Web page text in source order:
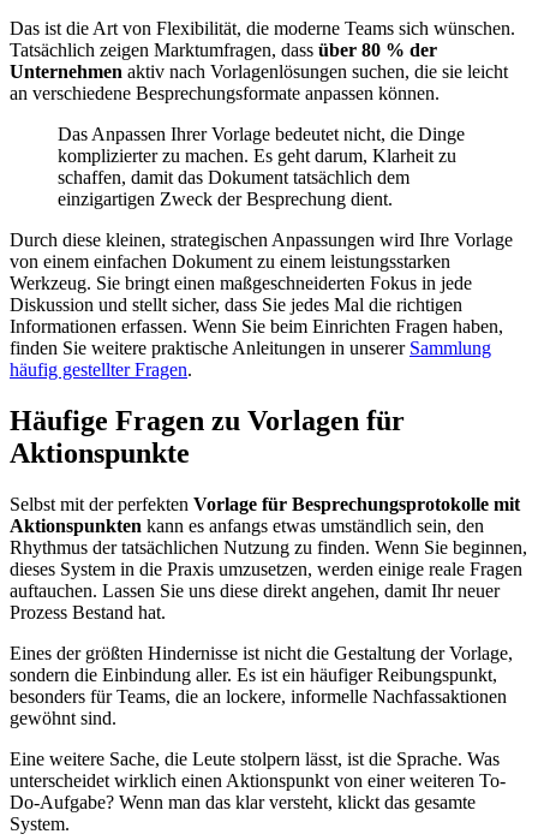
Das ist die Art von Flexibilität, die moderne Teams sich wünschen.
Tatsächlich zeigen Marktumfragen, dass über 80 % der
Unternehmen aktiv nach Vorlagenlösungen suchen, die sie leicht
an verschiedene Besprechungsformate anpassen können.
Das Anpassen Ihrer Vorlage bedeutet nicht, die Dinge
komplizierter zu machen. Es geht darum, Klarheit zu
schaffen, damit das Dokument tatsächlich dem
einzigartigen Zweck der Besprechung dient.
Durch diese kleinen, strategischen Anpassungen wird Ihre Vorlage
von einem einfachen Dokument zu einem leistungsstarken
Werkzeug. Sie bringt einen maßgeschneiderten Fokus in jede
Diskussion und stellt sicher, dass Sie jedes Mal die richtigen
Informationen erfassen. Wenn Sie beim Einrichten Fragen haben,
finden Sie weitere praktische Anleitungen in unserer Sammlung
häufig gestellter Fragen.
Häufige Fragen zu Vorlagen für
Aktionspunkte
Selbst mit der perfekten Vorlage für Besprechungsprotokolle mit
Aktionspunkten kann es anfangs etwas umständlich sein, den
Rhythmus der tatsächlichen Nutzung zu finden. Wenn Sie beginnen,
dieses System in die Praxis umzusetzen, werden einige reale Fragen
auftauchen. Lassen Sie uns diese direkt angehen, damit Ihr neuer
Prozess Bestand hat.
Eines der größten Hindernisse ist nicht die Gestaltung der Vorlage,
sondern die Einbindung aller. Es ist ein häufiger Reibungspunkt,
besonders für Teams, die an lockere, informelle Nachfassaktionen
gewöhnt sind.
Eine weitere Sache, die Leute stolpern lässt, ist die Sprache. Was
unterscheidet wirklich einen Aktionspunkt von einer weiteren To-
Do-Aufgabe? Wenn man das klar versteht, klickt das gesamte
System.